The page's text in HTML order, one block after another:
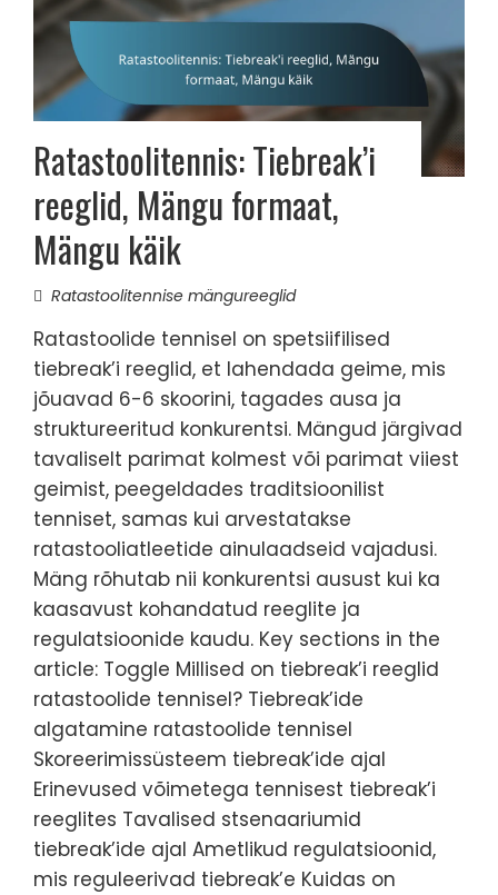
Ratastoolitennis: Tiebreak’i
reeglid, Mängu formaat,
Mängu käik
Ratastoolitennise mängureeglid
Ratastoolide tennisel on spetsiifilised
tiebreak’i reeglid, et lahendada geime, mis
jõuavad 6-6 skoorini, tagades ausa ja
struktureeritud konkurentsi. Mängud järgivad
tavaliselt parimat kolmest või parimat viiest
geimist, peegeldades traditsioonilist
tenniset, samas kui arvestatakse
ratastooliatleetide ainulaadseid vajadusi.
Mäng rõhutab nii konkurentsi ausust kui ka
kaasavust kohandatud reeglite ja
regulatsioonide kaudu. Key sections in the
article: Toggle Millised on tiebreak’i reeglid
ratastoolide tennisel? Tiebreak’ide
algatamine ratastoolide tennisel
Skoreerimissüsteem tiebreak’ide ajal
Erinevused võimetega tennisest tiebreak’i
reeglites Tavalised stsenaariumid
tiebreak’ide ajal Ametlikud regulatsioonid,
mis reguleerivad tiebreak’e Kuidas on